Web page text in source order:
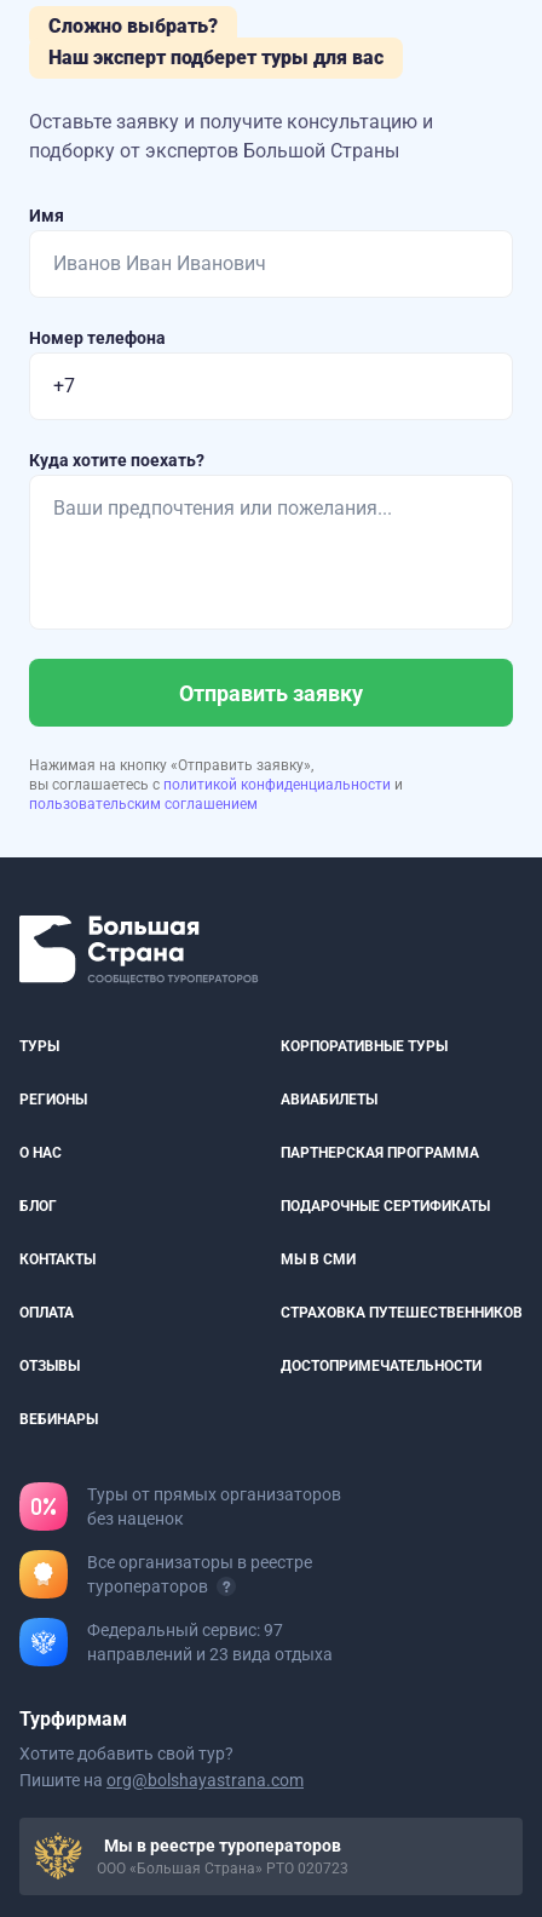
Сложно выбрать?
Наш эксперт подберет туры для вас
Оставьте заявку и получите консультацию и
подборку от экспертов Большой Страны
Имя
Номер телефона
Куда хотите поехать?
Отправить заявку
Нажимая на кнопку «Отправить заявку»,
вы соглашаетесь с политикой конфиденциальности и
пользовательским соглашением
ТУРЫ КОРПОРАТИВНЫЕ ТУРЫ
РЕГИОНЫ АВИАБИЛЕТЫ
О НАС ПАРТНЕРСКАЯ ПРОГРАММА
БЛОГ ПОДАРОЧНЫЕ СЕРТИФИКАТЫ
КОНТАКТЫ МЫ В СМИ
ОПЛАТА СТРАХОВКА ПУТЕШЕСТВЕННИКОВ
ОТЗЫВЫ ДОСТОПРИМЕЧАТЕЛЬНОСТИ
ВЕБИНАРЫ
Туры от прямых организаторов
без наценок
Все организаторы в реестре
туроператоров
Федеральный сервис: 97
направлений и 23 вида отдыха
Турфирмам
Хотите добавить свой тур?
Пишите на org@bolshayastrana.com
Мы в реестре туроператоров
ООО «Большая Страна» РТО 020723